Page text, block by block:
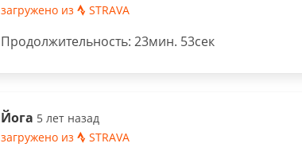
загружено из
STRAVA
Продолжительность: 23мин. 53сек
Йога 5 лет назад
загружено из
STRAVA